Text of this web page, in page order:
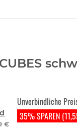
€
35% SPAREN
Unverbindliche